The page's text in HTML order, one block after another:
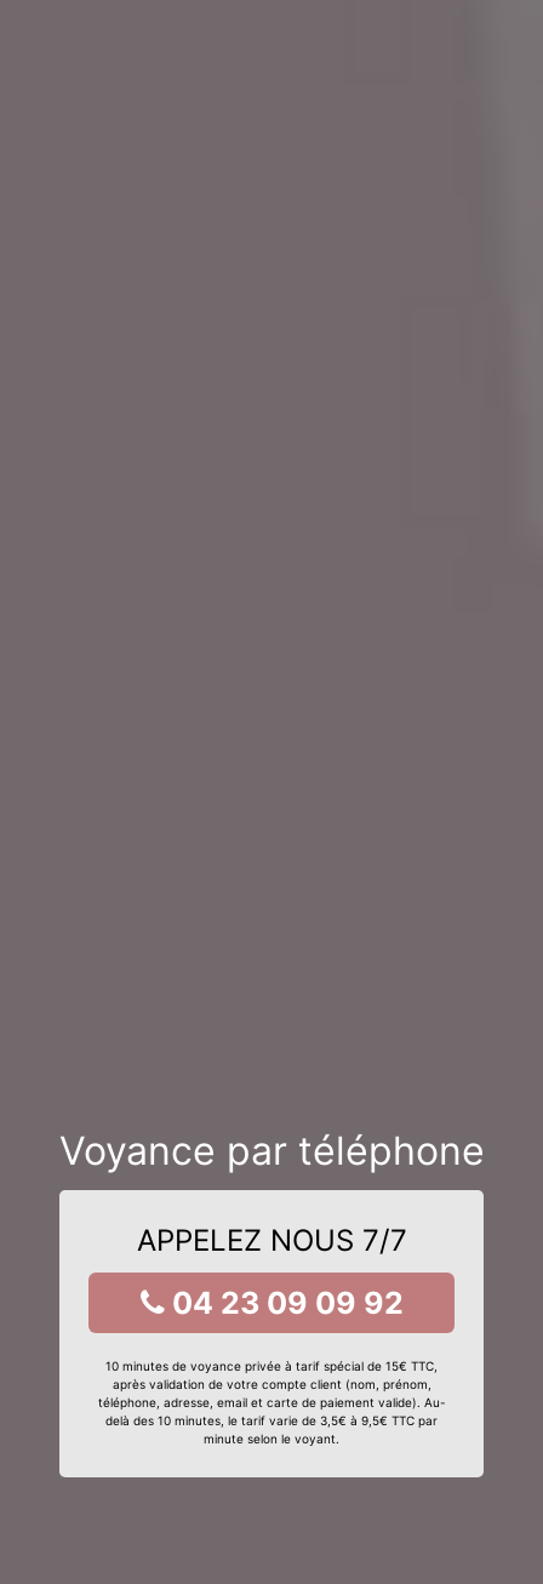
Voyance par téléphone
APPELEZ NOUS 7/7
04 23 09 09 92
10 minutes de voyance privée à tarif spécial de 15€ TTC,
après validation de votre compte client (nom, prénom,
téléphone, adresse, email et carte de paiement valide). Au-
delà des 10 minutes, le tarif varie de 3,5€ à 9,5€ TTC par
minute selon le voyant.